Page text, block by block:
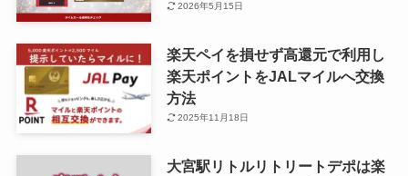
2026年5月15日
楽天ペイを損せず高還元で利用し
楽天ポイントをJALマイルへ交換
方法
2025年11月18日
大宮駅リトルリトリートデポは楽